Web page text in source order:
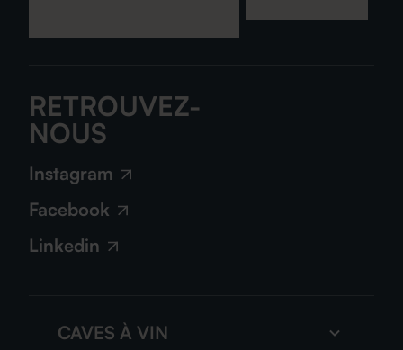
RETROUVEZ-
NOUS
Instagram
Facebook
Linkedin
CAVES À VIN